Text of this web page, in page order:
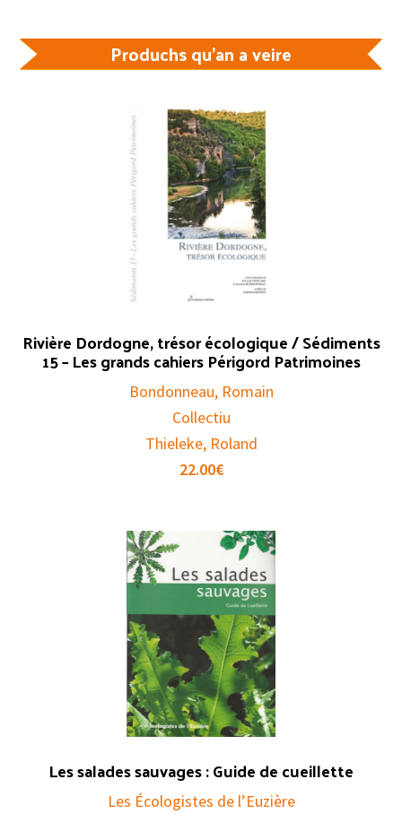
Produchs qu'an a veire
Rivière Dordogne, trésor écologique / Sédiments
15 – Les grands cahiers Périgord Patrimoines
Bondonneau, Romain
Collectiu
Thieleke, Roland
22.00€
Les salades sauvages : Guide de cueillette
Les Écologistes de l’Euzière